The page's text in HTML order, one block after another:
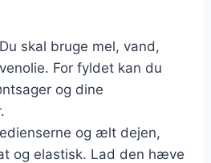
skal bruge mel, vand,
For fyldet kan du
og dine
og ælt dejen,
og elastisk. Lad den hæve